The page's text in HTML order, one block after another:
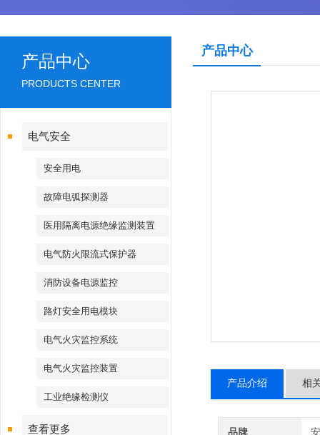
产品中心
PRODUCTS CENTER
电气安全
安全用电
故障电弧探测器
医用隔离电源绝缘监测装置
电气防火限流式保护器
消防设备电源监控
路灯安全用电模块
电气火灾监控系统
电气火灾监控装置
工业绝缘检测仪
查看更多
产品中心
产品介绍 相
品牌